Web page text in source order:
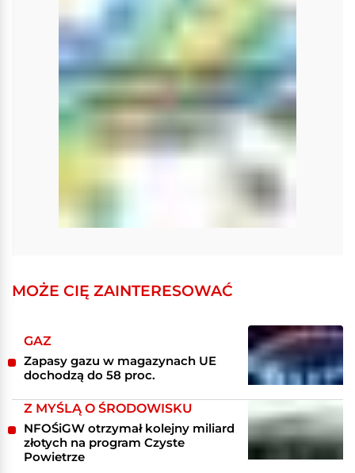
MOŻE CIĘ ZAINTERESOWAĆ
GAZ
Zapasy gazu w magazynach UE
dochodzą do 58 proc.
Z MYŚLĄ O ŚRODOWISKU
NFOŚiGW otrzymał kolejny miliard
złotych na program Czyste
Powietrze